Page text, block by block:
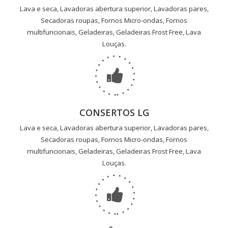
Lava e seca, Lavadoras abertura superior, Lavadoras pares,
Secadoras roupas, Fornos Micro-ondas, Fornos
multifuncionais, Geladeiras, Geladeiras Frost Free, Lava
Louças.
CONSERTOS LG
Lava e seca, Lavadoras abertura superior, Lavadoras pares,
Secadoras roupas, Fornos Micro-ondas, Fornos
multifuncionais, Geladeiras, Geladeiras Frost Free, Lava
Louças.